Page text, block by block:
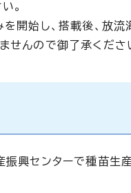
。
始し、搭載後、放流
せんので御了承くださ
振興センターで種苗